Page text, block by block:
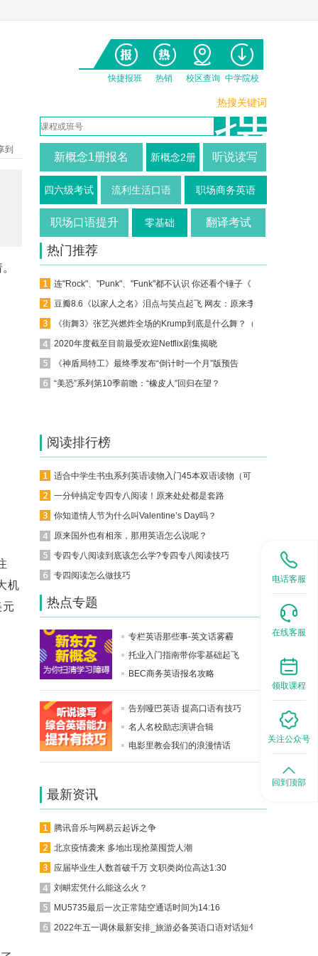
快捷报班 热销 校区查询 中学院校
到
机
热搜关键词
新概念1册报名 新概念2册 听说读写
四六级考试 流利生活口语 职场商务英语
职场口语提升 零基础 翻译考试
热门推荐
2020年度截至目前最受欢迎Netflix剧集揭晓
《神盾局特工》最终季发布“倒计时一个月”版预告
“美恐”系列第10季前瞻：“橡皮人”回归在望？
阅读排行榜
一分钟搞定专四专八阅读！原来处处都是套路
你知道情人节为什么叫Valentine’s Day吗？
原来国外也有相亲，那用英语怎么说呢？
专四专八阅读到底该怎么学?专四专八阅读技巧
专四阅读怎么做技巧
热点专题
专栏英语那些事-英文话雾霾
托业入门指南带你零基础起飞
BEC商务英语报名攻略
告别哑巴英语 提高口语有技巧
名人名校励志演讲合辑
电影里教会我们的浪漫情话
最新资讯
腾讯音乐与网易云起诉之争
北京疫情袭来 多地出现抢菜囤货人潮
应届毕业生人数首破千万 文职类岗位高达1:30
刘畊宏凭什么能这么火？
MU5735最后一次正常陆空通话时间为14:16
2022年五一调休最新安排_旅游必备英语口语对话短句
电话客服
在线客服
领取课程
关注公众号
回到顶部